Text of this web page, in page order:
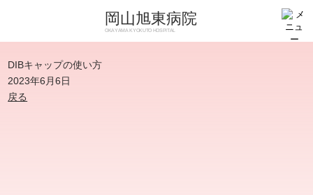
岡山旭東病院
OKAYAMA KYOKUTO HOSPITAL
DIBキャップの使い方
2023年6月6日
戻る